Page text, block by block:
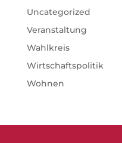
Uncategorized
Veranstaltung
Wahlkreis
Wirtschaftspolitik
Wohnen